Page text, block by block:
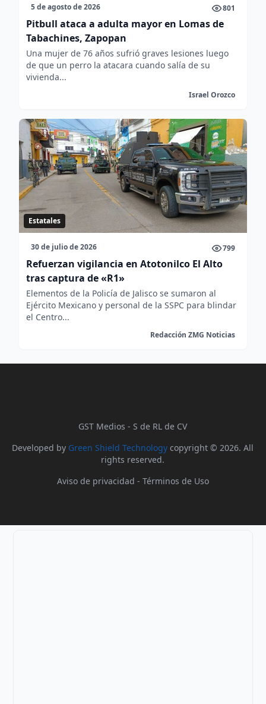
5 de agosto de 2026 801
Pitbull ataca a adulta mayor en Lomas de
Tabachines, Zapopan
Una mujer de 76 años sufrió graves lesiones luego
de que un perro la atacara cuando salía de su
vivienda...
Israel Orozco
Estatales
30 de julio de 2026 799
Refuerzan vigilancia en Atotonilco El Alto
tras captura de «R1»
Elementos de la Policía de Jalisco se sumaron al
Ejército Mexicano y personal de la SSPC para blindar
el Centro...
Redacción ZMG Noticias
GST Medios - S de RL de CV
Developed by Green Shield Technology copyright © 2026. All
rights reserved.
Aviso de privacidad - Términos de Uso